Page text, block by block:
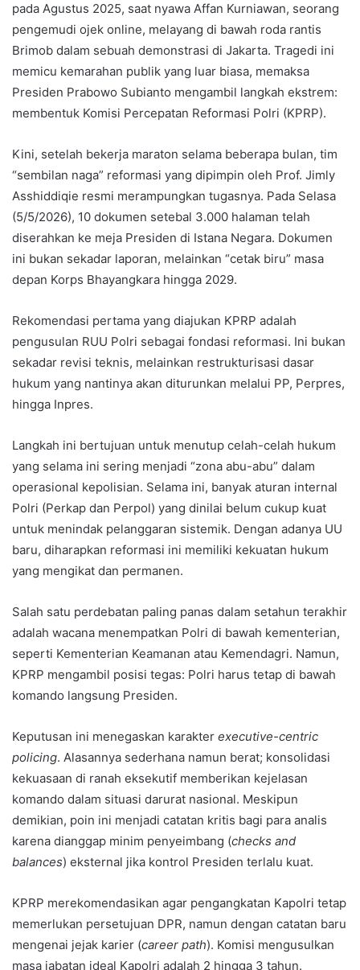
pada Agustus 2025, saat nyawa Affan Kurniawan, seorang
pengemudi ojek online, melayang di bawah roda rantis
Brimob dalam sebuah demonstrasi di Jakarta. Tragedi ini
memicu kemarahan publik yang luar biasa, memaksa
Presiden Prabowo Subianto mengambil langkah ekstrem:
membentuk Komisi Percepatan Reformasi Polri (KPRP).
Kini, setelah bekerja maraton selama beberapa bulan, tim
“sembilan naga” reformasi yang dipimpin oleh Prof. Jimly
Asshiddiqie resmi merampungkan tugasnya. Pada Selasa
(5/5/2026), 10 dokumen setebal 3.000 halaman telah
diserahkan ke meja Presiden di Istana Negara. Dokumen
ini bukan sekadar laporan, melainkan “cetak biru” masa
depan Korps Bhayangkara hingga 2029.
Rekomendasi pertama yang diajukan KPRP adalah
pengusulan RUU Polri sebagai fondasi reformasi. Ini bukan
sekadar revisi teknis, melainkan restrukturisasi dasar
hukum yang nantinya akan diturunkan melalui PP, Perpres,
hingga Inpres.
Langkah ini bertujuan untuk menutup celah-celah hukum
yang selama ini sering menjadi “zona abu-abu” dalam
operasional kepolisian. Selama ini, banyak aturan internal
Polri (Perkap dan Perpol) yang dinilai belum cukup kuat
untuk menindak pelanggaran sistemik. Dengan adanya UU
baru, diharapkan reformasi ini memiliki kekuatan hukum
yang mengikat dan permanen.
Salah satu perdebatan paling panas dalam setahun terakhir
adalah wacana menempatkan Polri di bawah kementerian,
seperti Kementerian Keamanan atau Kemendagri. Namun,
KPRP mengambil posisi tegas: Polri harus tetap di bawah
komando langsung Presiden.
Keputusan ini menegaskan karakter executive-centric
policing. Alasannya sederhana namun berat; konsolidasi
kekuasaan di ranah eksekutif memberikan kejelasan
komando dalam situasi darurat nasional. Meskipun
demikian, poin ini menjadi catatan kritis bagi para analis
karena dianggap minim penyeimbang (checks and
balances) eksternal jika kontrol Presiden terlalu kuat.
KPRP merekomendasikan agar pengangkatan Kapolri tetap
memerlukan persetujuan DPR, namun dengan catatan baru
mengenai jejak karier (career path). Komisi mengusulkan
masa jabatan ideal Kapolri adalah 2 hingga 3 tahun.